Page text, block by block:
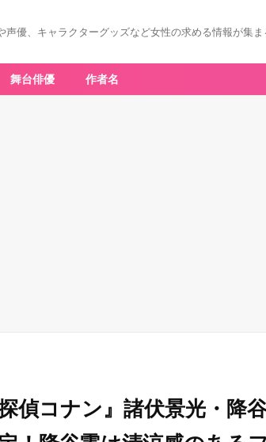
声優、キャラクターグッズなど女性の求める情報が集ま
舞台俳優 作者名
探偵コナン』諸伏景光・降